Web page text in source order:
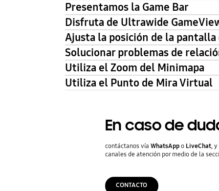
Presentamos la Game Bar
Disfruta de Ultrawide
Ajusta la posición de la
Solucionar problemas de
Utiliza el Zoom del Minimapa
Utiliza el Punto de Mira Virtual
En caso de
contáctanos vía WhatsAppo LiveChat, y
canales de atención por medio de la
CONTACTO